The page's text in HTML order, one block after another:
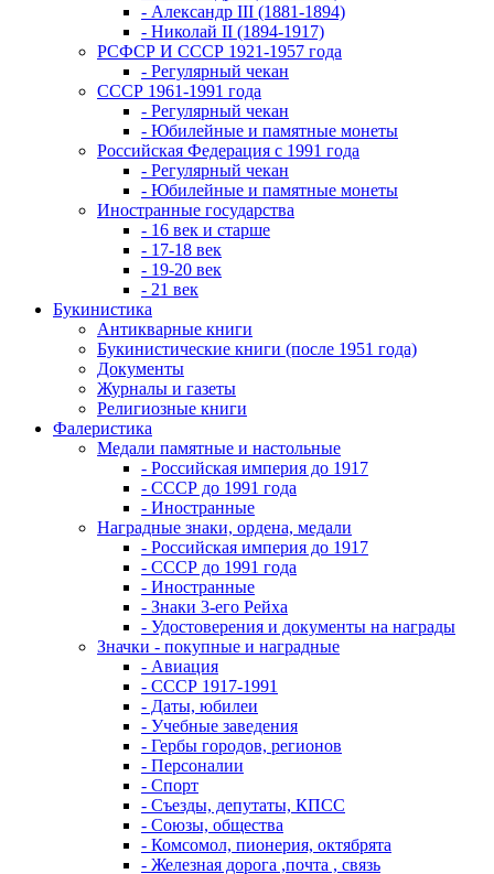
- Александр III (1881-1894)
- Николай II (1894-1917)
РСФСР И СССР 1921-1957 года
- Регулярный чекан
СССР 1961-1991 года
- Регулярный чекан
- Юбилейные и памятные монеты
Российская Федерация с 1991 года
- Регулярный чекан
- Юбилейные и памятные монеты
Иностранные государства
- 16 век и старше
- 17-18 век
- 19-20 век
- 21 век
Букинистика
Антикварные книги
Букинистические книги (после 1951 года)
Документы
Журналы и газеты
Религиозные книги
Фалеристика
Медали памятные и настольные
- Российская империя до 1917
- СССР до 1991 года
- Иностранные
Наградные знаки, ордена, медали
- Российская империя до 1917
- СССР до 1991 года
- Иностранные
- Знаки 3-его Рейха
- Удостоверения и документы на награды
Значки - покупные и наградные
- Авиация
- СССР 1917-1991
- Даты, юбилеи
- Учебные заведения
- Гербы городов, регионов
- Персоналии
- Спорт
- Съезды, депутаты, КПСС
- Союзы, общества
- Комсомол, пионерия, октябрята
- Железная дорога ,почта , связь